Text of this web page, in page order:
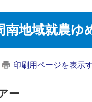
南地域就農ゆ
印刷用ページを表示
ー